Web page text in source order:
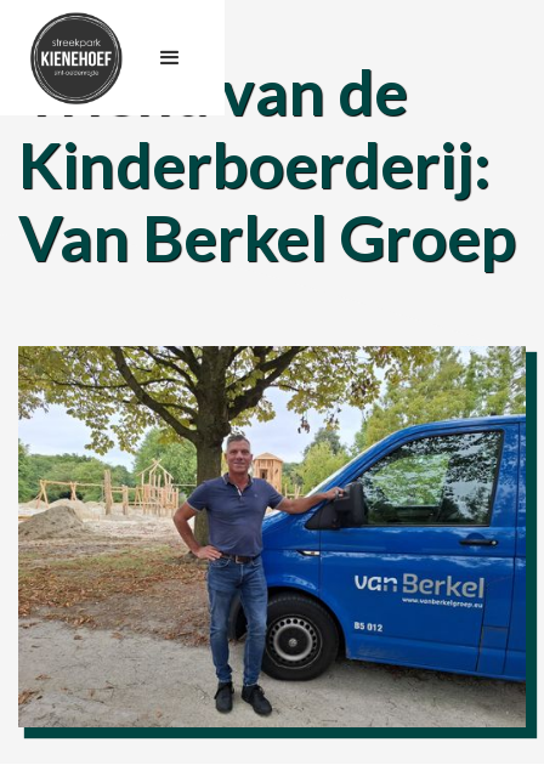
Vriend van de
Kinderboerderij:
Van Berkel Groep